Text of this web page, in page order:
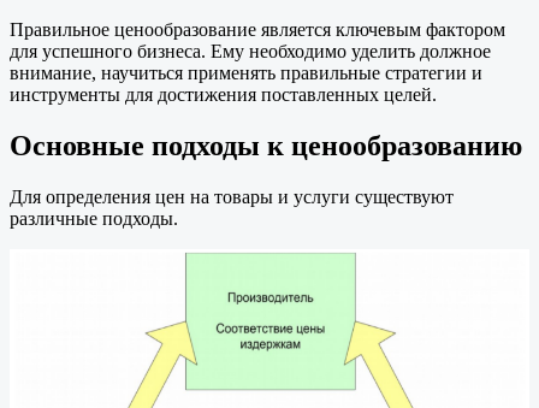
Правильное ценообразование является ключевым фактором
для успешного бизнеса. Ему необходимо уделить должное
внимание, научиться применять правильные стратегии и
инструменты для достижения поставленных целей.
Основные подходы к ценообразованию
Для определения цен на товары и услуги существуют
различные подходы.